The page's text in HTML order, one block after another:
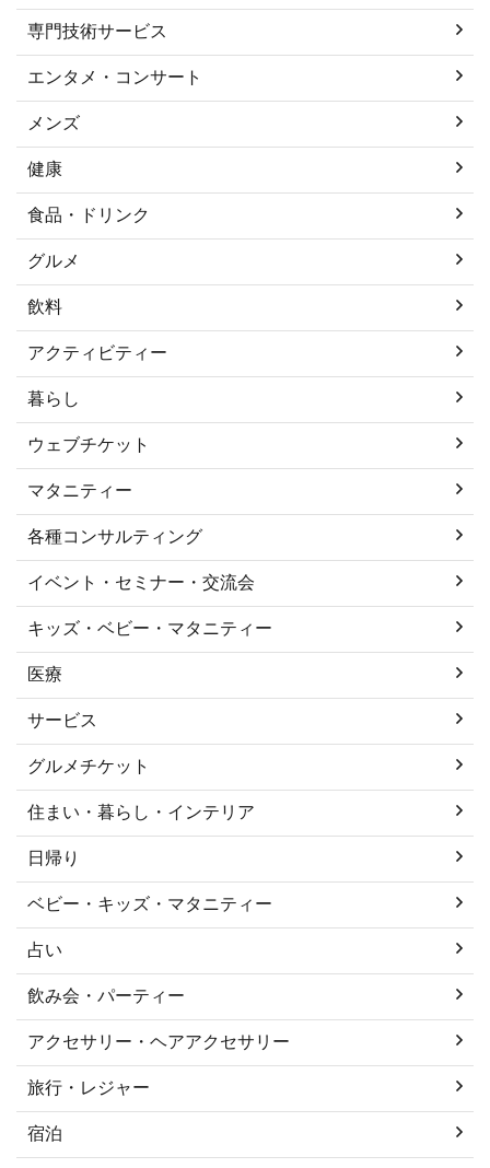
専門技術サービス
エンタメ・コンサート
メンズ
健康
食品・ドリンク
グルメ
飲料
アクティビティー
暮らし
ウェブチケット
マタニティー
各種コンサルティング
イベント・セミナー・交流会
キッズ・ベビー・マタニティー
医療
サービス
グルメチケット
住まい・暮らし・インテリア
日帰り
ベビー・キッズ・マタニティー
占い
飲み会・パーティー
アクセサリー・ヘアアクセサリー
旅行・レジャー
宿泊